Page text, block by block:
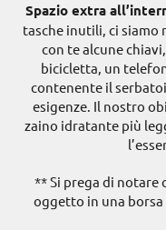
Spazio extra
tasche inutili, ci
con te alcune
bicicletta, un
contenente il
esigenze. Il nostro
zaino idratante più
** Si prega di notare
oggetto in una